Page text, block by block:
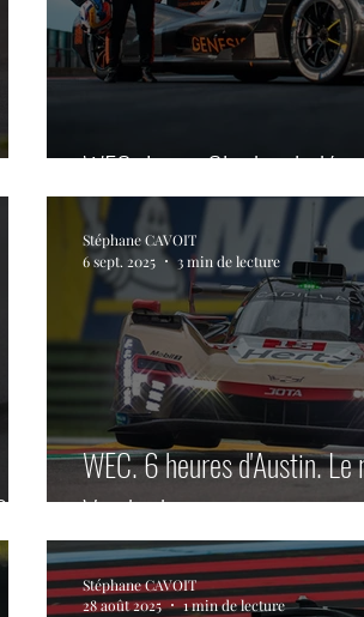
WEC. Jamie Chadwick
WEC. 6 heures d'Austin. Le
Vendredi.
Stéphane CAVOIT
6 sept. 2025
3 min de lecture
Stéphane CAVOIT
28 août 2025
1 min de lecture